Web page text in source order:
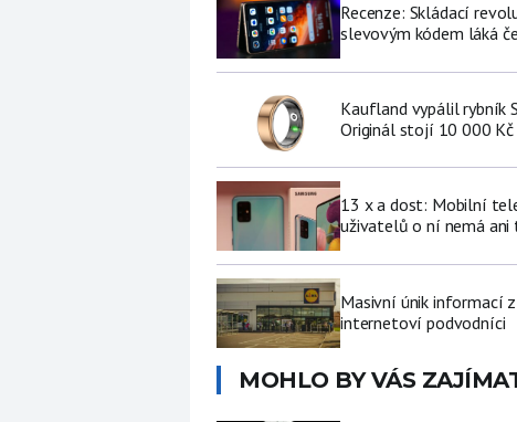
Recenze: Skládací
slevovým kódem láká
Kaufland vypálil rybník
Originál stojí 10 000 Kč
13 x a dost: Mobilní
uživatelů o ní nemá ani
Masivní únik informací
internetoví podvodníci
MOHLO BY VÁS